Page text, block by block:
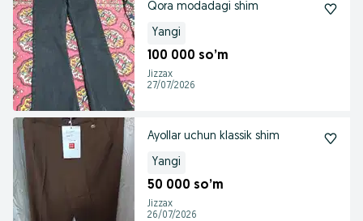
Qora modadagi shim
Yangi
100 000 so’m
Jizzax
27/07/2026
Ayollar uchun klassik shim
Yangi
50 000 so’m
Jizzax
26/07/2026